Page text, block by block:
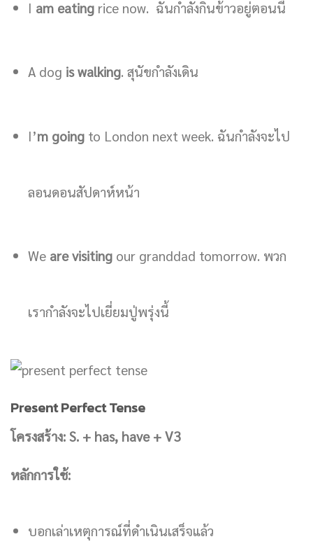
I am eatingrice now. ฉันกำลังกินข้าวอยู่ตอนนี้
A dog is walking. สุนัขกำลังเดิน
I’m goingto London next week. ฉันกำลังจะไป
ลอนดอนสัปดาห์หน้า
We are visitingour granddad tomorrow. พวก
เรากำลังจะไปเยี่ยมปู่พรุ่งนี้
Present Perfect Tense
โครงสร้าง: S. + has, have + V3
หลักการใช้:
บอกเล่าเหตุการณ์ที่ดำเนินเสร็จแล้ว